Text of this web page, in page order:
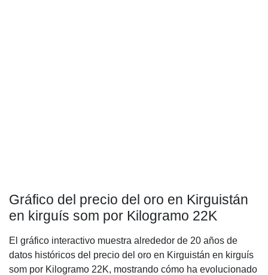
Gráfico del precio del oro en Kirguistán
en kirguís som por Kilogramo 22K
El gráfico interactivo muestra alrededor de 20 años de
datos históricos del precio del oro en Kirguistán en kirguís
som por Kilogramo 22K, mostrando cómo ha evolucionado